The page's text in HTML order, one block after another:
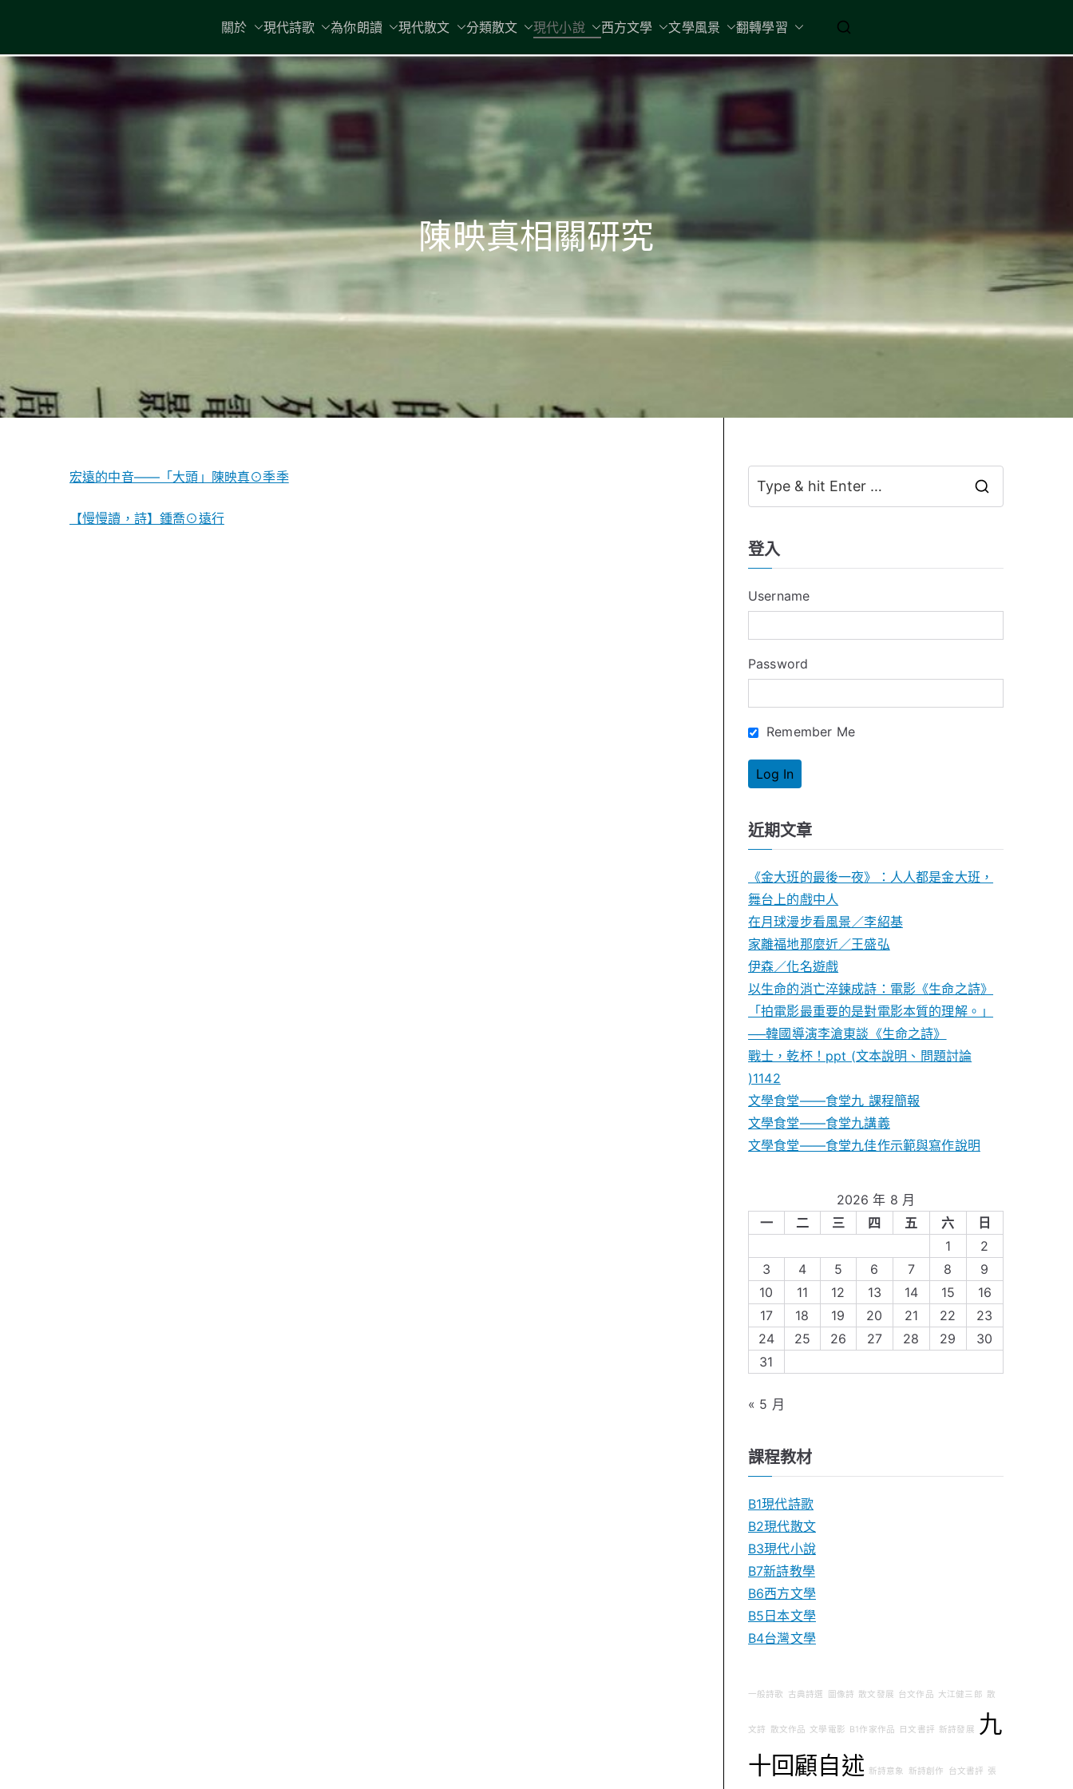
content
現代文學
地球小如鴿卵，/ 我輕輕地將它拾起 / 納入胸懷
關於 現代詩歌 為你朗讀 現代散文 分類散文 現代小說 西方文學 文學風景 翻轉學習
陳映真相關研究
宏遠的中音——「大頭」陳映真⊙季季
【慢慢讀，詩】鍾喬⊙遠行
h
r
登入
Username
Password
Remember Me
近期文章
《金大班的最後一夜》：人人都是金大班，
舞台上的戲中人
在月球漫步看風景／李紹基
家離福地那麼近／王盛弘
伊森／化名遊戲
以生命的消亡淬鍊成詩：電影《生命之詩》
「拍電影最重要的是對電影本質的理解。」
──韓國導演李滄東談《生命之詩》
戰士，乾杯！ppt (文本說明、問題討論
)1142
文學食堂——食堂九 課程簡報
文學食堂――食堂九講義
文學食堂——食堂九佳作示範與寫作說明
2026 年 8 月
一
二 三 四 五 六
日
1
2
3
4 5 6 7 8
9
10
11 12 13 14 15
16
17
18 19 20 21 22
23
24
25 26 27 28 29
30
31
« 5 月
課程教材
B1現代詩歌
B2現代散文
B3現代小說
B7新詩教學
B6西方文學
B5日本文學
B4台灣文學
一般詩歌 古典詩選 圖像詩 散文發展 台文作品 大江健三郎 散
文詩 散文作品 文學電影 B1作家作品 日文書評 新詩發展
九
十回顧自述 新詩意象 新詩創作 台文書評 張